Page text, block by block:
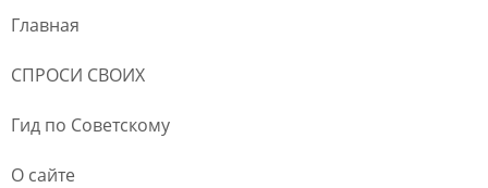
Главная
СПРОСИ СВОИХ
Гид по Советскому
О сайте